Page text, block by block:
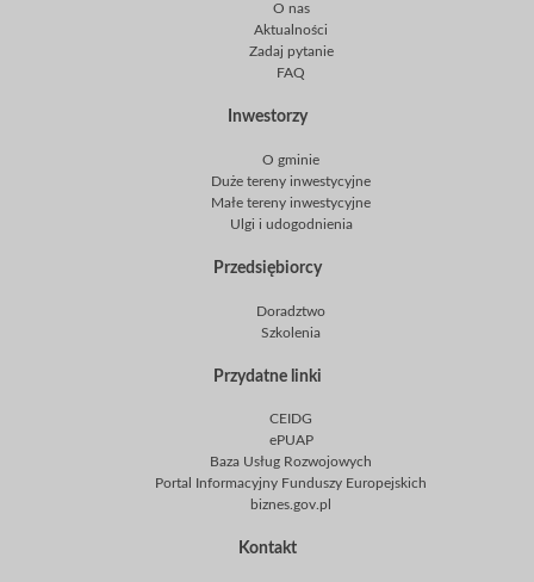
O nas
Aktualności
Zadaj pytanie
FAQ
Inwestorzy
O gminie
Duże tereny inwestycyjne
Małe tereny inwestycyjne
Ulgi i udogodnienia
Przedsiębiorcy
Doradztwo
Szkolenia
Przydatne linki
CEIDG
ePUAP
Baza Usług Rozwojowych
Portal Informacyjny Funduszy Europejskich
biznes.gov.pl
Kontakt